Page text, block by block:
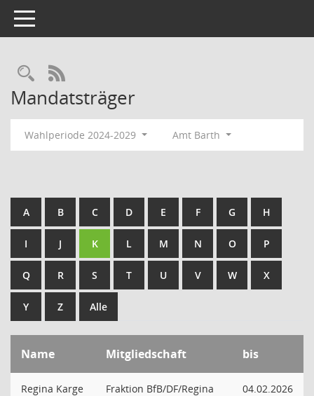
Toggle navigation
Rechercheauswahl
RSS-Feed
Mandatsträger
Wahlperiode 2024-2029 Amt Barth
A B C D E F G H
I J K L M N O P
Q R S T U V W X
Y Z Alle
Name Mitgliedschaft bis
Regina Karge
Fraktion BfB/DF/Regina
04.02.2026